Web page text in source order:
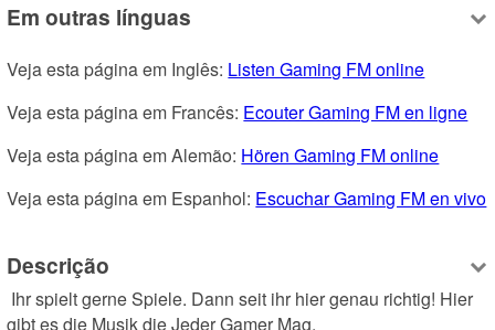
Em outras línguas
Veja esta página em Inglês: Listen Gaming FM online
Veja esta página em Francês: Ecouter Gaming FM en ligne
Veja esta página em Alemão: Hören Gaming FM online
Veja esta página em Espanhol: Escuchar Gaming FM en vivo
Descrição
gibt es die Musik die Jeder Gamer Mag.